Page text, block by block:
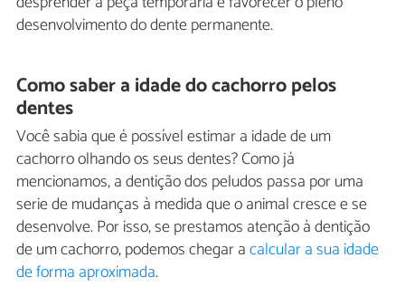
desenvolvimento do dente permanente.
Como saber a idade do cachorro pelos
dentes
Você sabia que é possível estimar a idade de um
cachorro olhando os seus dentes? Como já
mencionamos, a dentição dos peludos passa por uma
serie de mudanças à medida que o animal cresce e se
desenvolve. Por isso, se prestamos atenção à dentição
de um cachorro, podemos chegar acalcular a sua idade
de forma aproximada.